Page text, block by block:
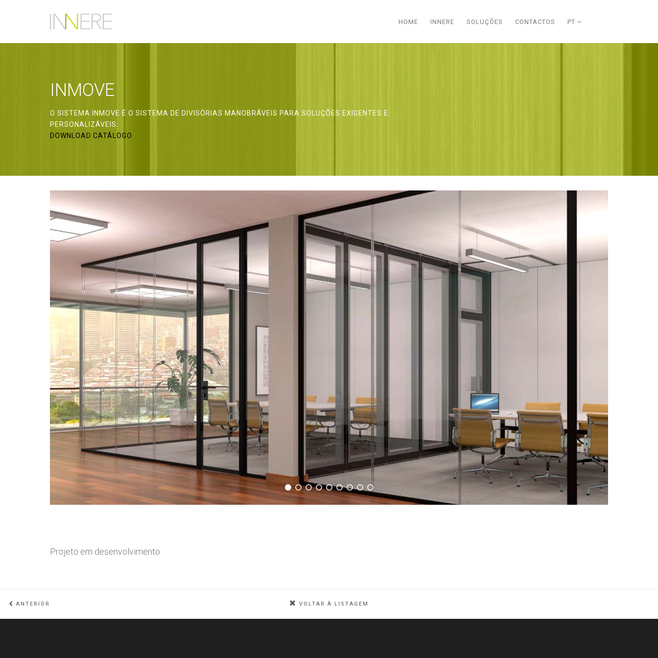
HOME INNERE SOLUÇÕES CONTACTOS PT
INMOVE
O SISTEMA INMOVE É O SISTEMA DE DIVISÓRIAS MANOBRÁVEIS PARA SOLUÇÕES EXIGENTES E
PERSONALIZÁVEIS.
DOWNLOAD CATÁLOGO
Projeto em desenvolvimento
ANTERIOR VOLTAR À LISTAGEM